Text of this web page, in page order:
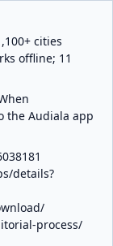
cities
offline; 11
the Audiala app
details?
process/